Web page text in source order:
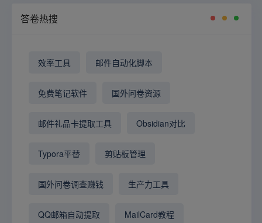
答卷热搜
效率工具 邮件自动化脚本
免费笔记软件 国外问卷资源
邮件礼品卡提取工具 Obsidian对比
Typora平替 剪贴板管理
国外问卷调查赚钱 生产力工具
QQ邮箱自动提取 MailCard教程